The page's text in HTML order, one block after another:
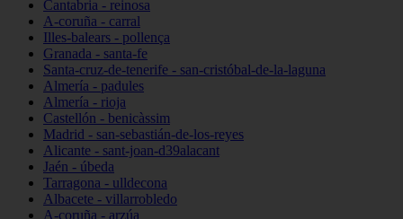
Cantabria - reinosa
A-coruña - carral
Illes-balears - pollença
Granada - santa-fe
Santa-cruz-de-tenerife - san-cristóbal-de-la-laguna
Almería - padules
Almería - rioja
Castellón - benicàssim
Madrid - san-sebastián-de-los-reyes
Alicante - sant-joan-d39alacant
Jaén - úbeda
Tarragona - ulldecona
Albacete - villarrobledo
A-coruña - arzúa